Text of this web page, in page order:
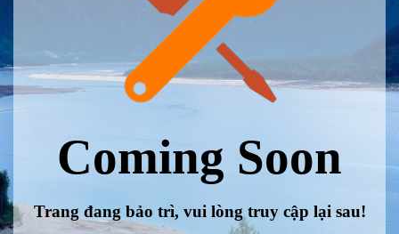
Coming Soon
Trang đang bảo trì, vui lòng truy cập lại sau!